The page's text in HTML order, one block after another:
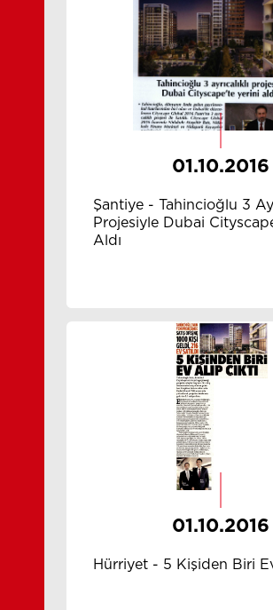
01.10.2016
Şantiye - Tahincioğlu 3
Projesiyle Dubai
Aldı
01.10.2016
Hürriyet - 5 Kişiden Biri Ev